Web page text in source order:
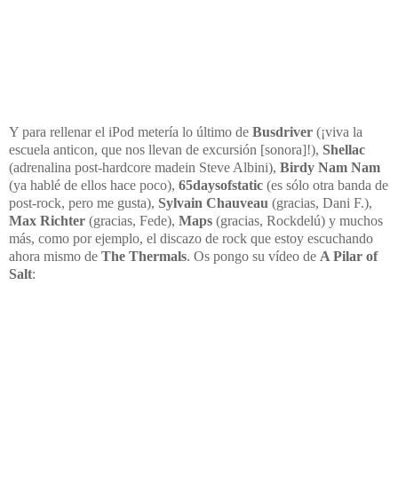
Y para rellenar el iPod metería lo último de Busdriver (¡viva la
escuela anticon, que nos llevan de excursión [sonora]!), Shellac
(adrenalina post-hardcore madein Steve Albini), Birdy Nam Nam
(ya hablé de ellos hace poco), 65daysofstatic (es sólo otra banda de
post-rock, pero me gusta), Sylvain Chauveau (gracias, Dani F.),
Max Richter (gracias, Fede), Maps (gracias, Rockdelú) y muchos
más, como por ejemplo, el discazo de rock que estoy escuchando
ahora mismo de The Thermals. Os pongo su vídeo de A Pilar of
Salt: